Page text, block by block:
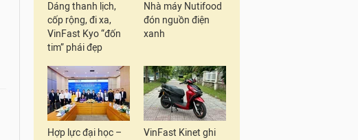
Dáng thanh lịch,
cốp rộng, đi xa,
VinFast Kyo “đốn
tim” phái đẹp
Nhà máy Nutifood
đón nguồn điện
xanh
Hợp lực đại học –
VinFast Kinet ghi